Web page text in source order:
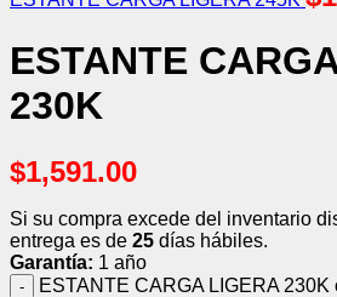
ESTANTE
230K
$1,591.00
Si su compra excede del inventario
entrega es de 25 días hábiles.
Garantía: 1 año
ESTANTE CARGA LIGERA 230K